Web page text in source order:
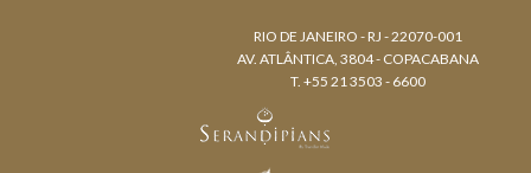
RIO DE JANEIRO - RJ - 22070-001
AV. ATLÂNTICA, 3804 - COPACABANA
T. +55 21 3503 - 6600